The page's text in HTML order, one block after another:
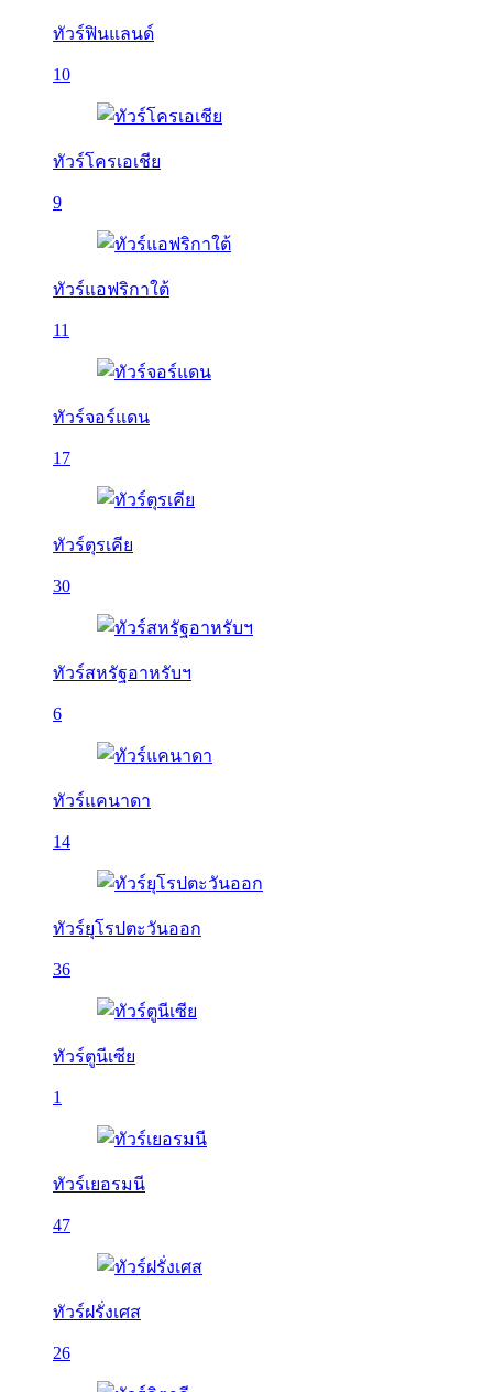
ทัวร์ฟินแลนด์
10
ทัวร์โครเอเชีย
9
ทัวร์แอฟริกาใต้
11
ทัวร์จอร์แดน
17
ทัวร์ตุรเคีย
30
ทัวร์สหรัฐอาหรับฯ
6
ทัวร์แคนาดา
14
ทัวร์ยุโรปตะวันออก
36
ทัวร์ตูนีเซีย
1
ทัวร์เยอรมนี
47
ทัวร์ฝรั่งเศส
26